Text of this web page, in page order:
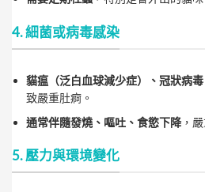
4. 細菌或病毒感染
貓瘟（泛白血球減少症）、冠狀病
致嚴重肚痾。
通常伴隨發燒、嘔吐、食慾下降 ，
5. 壓力與環境變化